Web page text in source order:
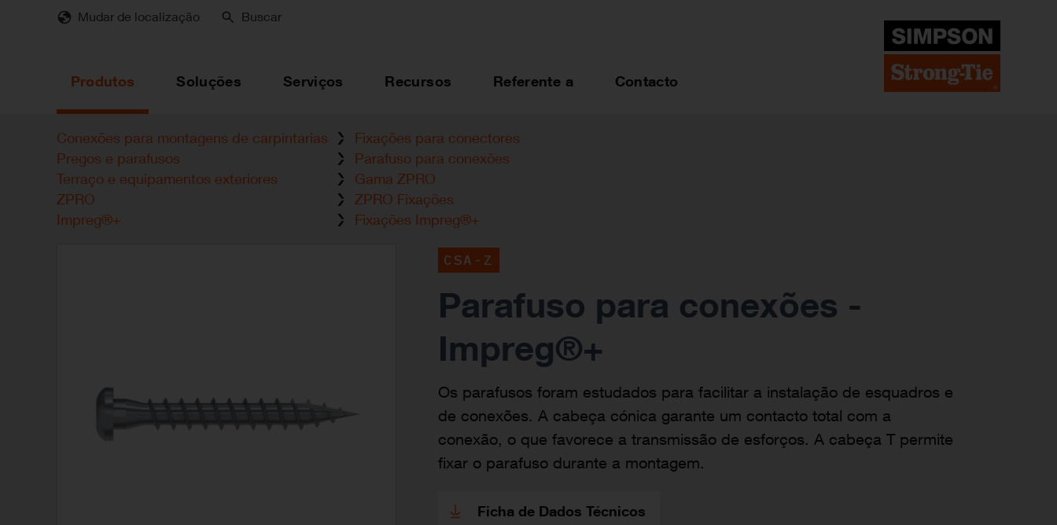
Mudar de localização Buscar
Produtos Soluções Serviços Recursos Referente a Contacto
Conexões para montagens de carpintarias
Pregos e parafusos
Terraço e equipamentos exteriores
ZPRO
Impreg®+
Fixações para conectores
Parafuso para conexões
Gama ZPRO
ZPRO Fixações
Fixações Impreg®+
CSA-Z
Parafuso para conexões -
Impreg®+
Os parafusos foram estudados para facilitar a instalação de esquadros e
de conexões. A cabeça cónica garante um contacto total com a
conexão, o que favorece a transmissão de esforços. A cabeça T permite
fixar o parafuso durante a montagem.
Ficha de Dados Técnicos